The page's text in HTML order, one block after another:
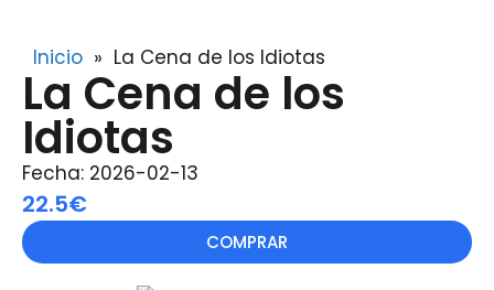
Inicio » La Cena de los Idiotas
La Cena de los
Idiotas
Fecha: 2026-02-13
22.5€
COMPRAR